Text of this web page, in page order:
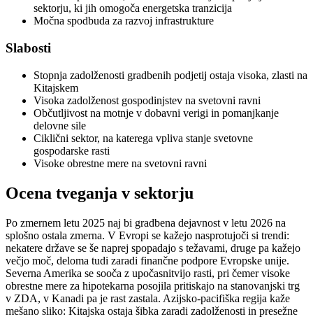
sektorju, ki jih omogoča energetska tranzicija
Močna spodbuda za razvoj infrastrukture
Slabosti
Stopnja zadolženosti gradbenih podjetij ostaja visoka, zlasti na
Kitajskem
Visoka zadolženost gospodinjstev na svetovni ravni
Občutljivost na motnje v dobavni verigi in pomanjkanje
delovne sile
Ciklični sektor, na katerega vpliva stanje svetovne
gospodarske rasti
Visoke obrestne mere na svetovni ravni
Ocena tveganja v sektorju
Po zmernem letu 2025 naj bi gradbena dejavnost v letu 2026 na
splošno ostala zmerna. V Evropi se kažejo nasprotujoči si trendi:
nekatere države se še naprej spopadajo s težavami, druge pa kažejo
večjo moč, deloma tudi zaradi finančne podpore Evropske unije.
Severna Amerika se sooča z upočasnitvijo rasti, pri čemer visoke
obrestne mere za hipotekarna posojila pritiskajo na stanovanjski trg
v ZDA, v Kanadi pa je rast zastala. Azijsko-pacifiška regija kaže
mešano sliko: Kitajska ostaja šibka zaradi zadolženosti in presežne